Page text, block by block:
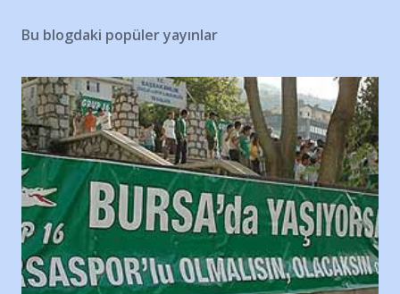
Bu blogdaki popüler yayınlar